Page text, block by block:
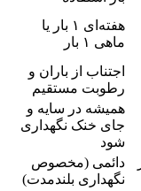
هفته‌ای ۱ بار یا
ماهی ۱ بار
اجتناب از باران و
رطوبت مستقیم
همیشه در سایه و
جای خنک نگهداری
شود
دائمی (مخصوص
نگهداری بلندمدت)